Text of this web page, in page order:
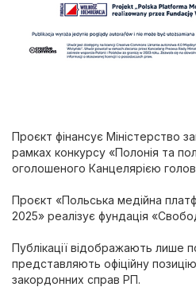
Проєкт фінансує Міністерство
рамках конкурсу «Полонія та
оголошеного Канцелярією
Проєкт «Польська медійна
2025» реалізує фундація
Публікації відображають лише
представляють офіційну
закордонних справ РП.